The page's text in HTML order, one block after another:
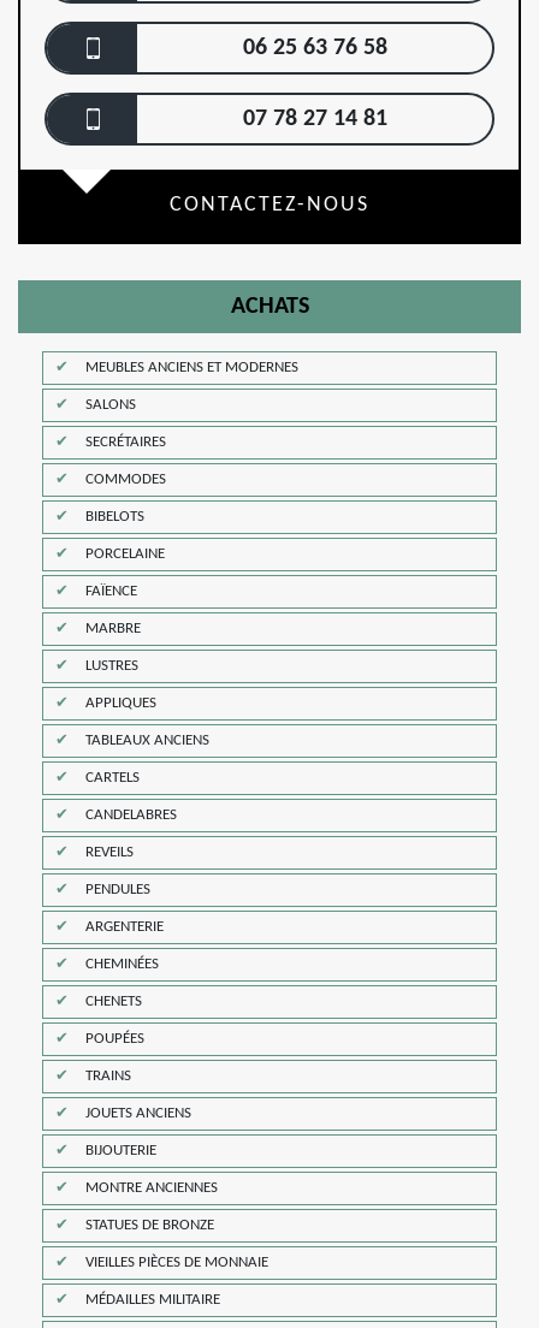
06 25 63 76 58
07 78 27 14 81
CONTACTEZ-NOUS
ACHATS
MEUBLES ANCIENS ET MODERNES
SALONS
SECRÉTAIRES
COMMODES
BIBELOTS
PORCELAINE
FAÏENCE
MARBRE
LUSTRES
APPLIQUES
TABLEAUX ANCIENS
CARTELS
CANDELABRES
REVEILS
PENDULES
ARGENTERIE
CHEMINÉES
CHENETS
POUPÉES
TRAINS
JOUETS ANCIENS
BIJOUTERIE
MONTRE ANCIENNES
STATUES DE BRONZE
VIEILLES PIÈCES DE MONNAIE
MÉDAILLES MILITAIRE